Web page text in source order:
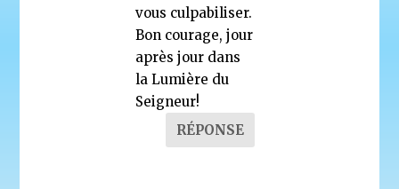
vous culpabiliser.
Bon courage, jour
après jour dans
la Lumière du
Seigneur!
RÉPONSE